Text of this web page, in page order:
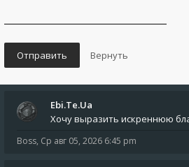
Ebi.Te.Ua
Boss, Ср авг 05, 2026 6:45 pm